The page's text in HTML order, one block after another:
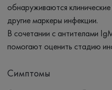
обнаруживаются
другие маркеры инфекции.
В сочетании с антителами
помогают оценить стадию
Симптомы